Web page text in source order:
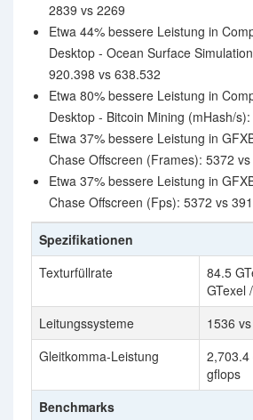
2839 vs 2269
Etwa 44% bessere Leistung in
Desktop - Ocean Surface
920.398 vs 638.532
Etwa 80% bessere Leistung in
Desktop - Bitcoin Mining (mHash/
Etwa 37% bessere Leistung in
Chase Offscreen (Frames): 5372
Etwa 37% bessere Leistung in
Chase Offscreen (Fps): 5372 vs
Spezifikationen
Texturfüllrate
84.5
GTexel
Leitungssysteme
1536
Gleitkomma-Leistung
2,703.4
gflops
Benchmarks